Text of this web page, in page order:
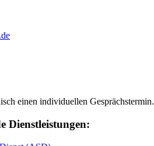
einen individuellen Gesprächstermin.
Dienstleistungen: